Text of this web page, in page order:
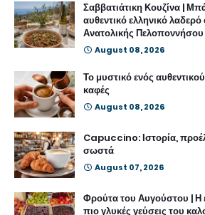
Σαββατιάτικη Κουζίνα |
αυθεντικό ελληνικό
Ανατολικής Πελοποννήσου
August 08, 2026
Το μυστικό ενός
καφές
August 08, 2026
Capuccino: Ιστορία,
σωστά
August 07, 2026
Φρούτα του Αυγούστου | Η
πιο γλυκές γεύσεις του